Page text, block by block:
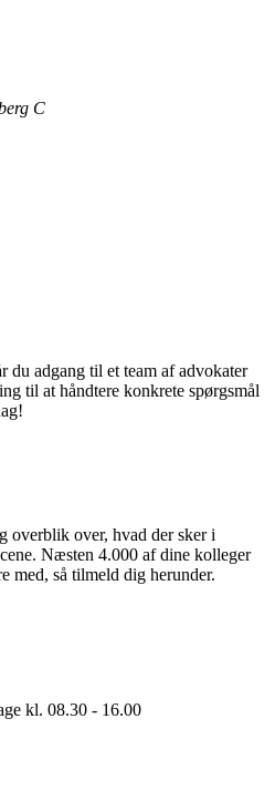
C
du adgang til et team af advokater
til at håndtere konkrete spørgsmål
overblik over, hvad der sker i
Næsten 4.000 af dine kolleger
med, så tilmeld dig herunder.
kl. 08.30 - 16.00